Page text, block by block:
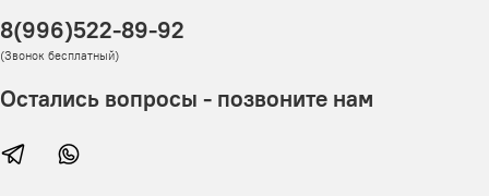
8(996)522-89-92
(Звонок бесплатный)
Остались вопросы - позвоните нам